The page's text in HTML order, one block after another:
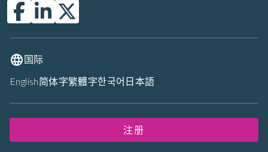
国际
English简体字繁體字한국어 日本語
注册